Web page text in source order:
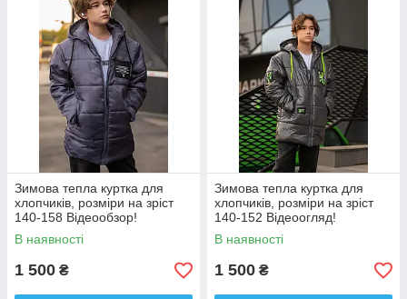
Зимова тепла куртка для
хлопчиків, розміри на зріст
140-158 Відеообзор!
В наявності
1 500 ₴
Зимова тепла куртка для
хлопчиків, розміри на зріст
140-152 Відеоогляд!
В наявності
1 500 ₴